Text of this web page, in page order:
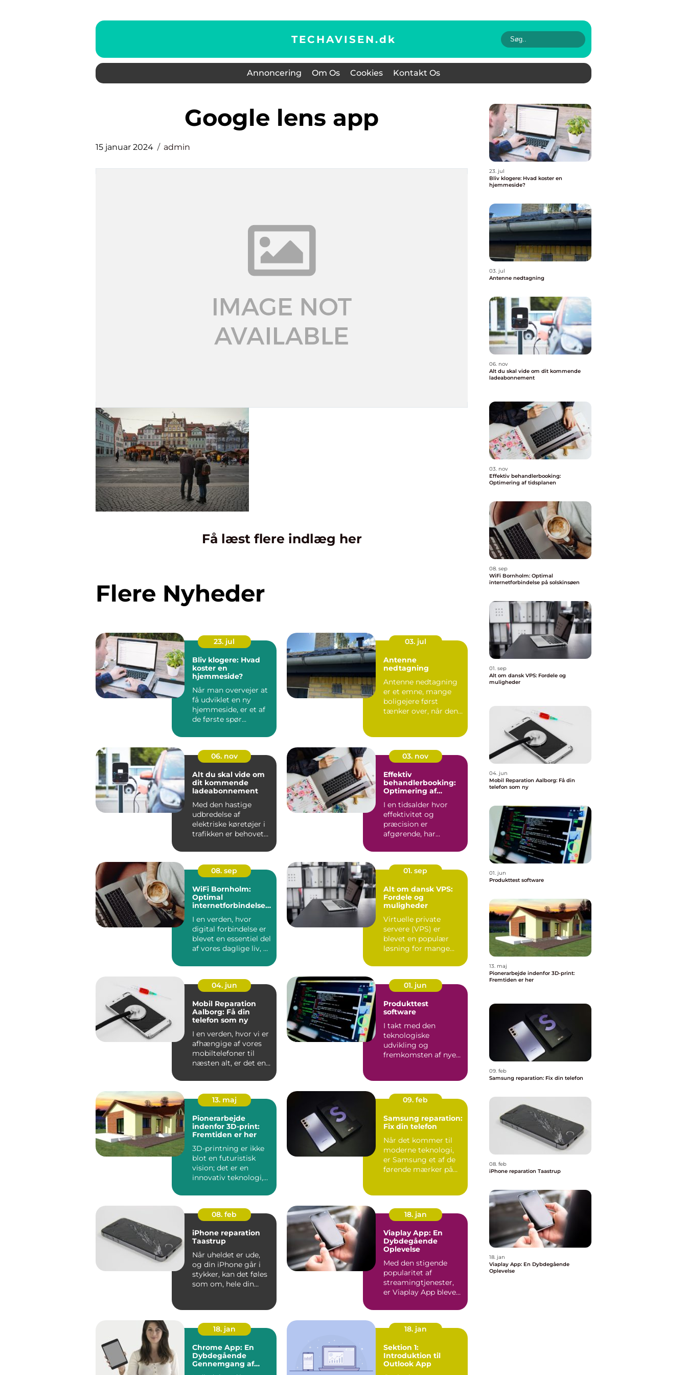
TECHAVISEN.dk
Annoncering Om Os Cookies Kontakt Os
google lens app
15 januar 2024 admin
Få læst flere indlæg her
Flere Nyheder
23. jul
Bliv klogere: Hvad
koster en
hjemmeside?
Når man overvejer at
få udviklet en ny
hjemmeside, er et af
de første spør...
03. jul
Antenne
nedtagning
Antenne nedtagning
er et emne, mange
boligejere først
tænker over, når den
06. nov
Alt du skal vide om
dit kommende
ladeabonnement
Med den hastige
udbredelse af
elektriske køretøjer i
trafikken er behovet
03. nov
Effektiv
behandlerbooking:
Optimering af
I en tidsalder hvor
effektivitet og
præcision er
afgørende, har
taget ...
08. sep
WiFi Bornholm:
Optimal
internetforbindelse
I en verden, hvor
digital forbindelse er
blevet en essentiel del
af vores daglige liv, er
01. sep
Alt om dansk VPS:
Fordele og
muligheder
Virtuelle private
servere (VPS) er
blevet en populær
løsning for mange
04. jun
Mobil Reparation
Aalborg: Få din
telefon som ny
I en verden, hvor vi er
afhængige af vores
mobiltelefoner til
næsten alt, er det en
01. jun
Produkttest
software
I takt med den
teknologiske
udvikling og
fremkomsten af nye
13. maj
Pionerarbejde
indenfor 3D-print:
Fremtiden er her
3D-printning er ikke
blot en futuristisk
vision; det er en
innovativ teknologi,
...
09. feb
Samsung reparation:
Fix din telefon
Når det kommer til
moderne teknologi,
er Samsung et af de
førende mærker på
08. feb
iPhone reparation
Taastrup
Når uheldet er ude,
og din iPhone går i
stykker, kan det føles
som om, hele din
18. jan
Viaplay App: En
Dybdegående
Oplevelse
Med den stigende
popularitet af
streamingtjenester,
er Viaplay App blevet
platforme...
18. jan
Chrome App: En
Dybdegående
Gennemgang af
18. jan
Sektion 1:
Introduktion til
Outlook App
23. jul
Bliv klogere: Hvad koster en
hjemmeside?
03. jul
Antenne nedtagning
06. nov
Alt du skal vide om dit kommende
ladeabonnement
03. nov
Effektiv behandlerbooking:
Optimering af tidsplanen
08. sep
WiFi Bornholm: Optimal
internetforbindelse på solskinsøen
01. sep
Alt om dansk VPS: Fordele og
muligheder
04. jun
Mobil Reparation Aalborg: Få din
telefon som ny
01. jun
Produkttest software
13. maj
Pionerarbejde indenfor 3D-print:
Fremtiden er her
09. feb
Samsung reparation: Fix din telefon
08. feb
iPhone reparation Taastrup
18. jan
Viaplay App: En Dybdegående
Oplevelse